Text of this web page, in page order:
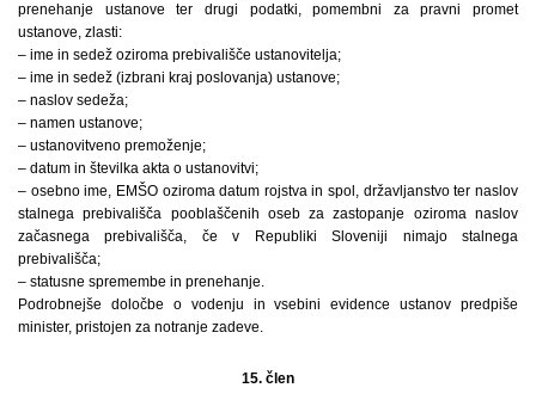
prenehanje ustanove ter drugi podatki, pomembni za pravni promet
ustanove, zlasti:
– ime in sedež oziroma prebivališče ustanovitelja;
– ime in sedež (izbrani kraj poslovanja) ustanove;
– naslov sedeža;
– namen ustanove;
– ustanovitveno premoženje;
– datum in številka akta o ustanovitvi;
– osebno ime, EMŠO oziroma datum rojstva in spol, državljanstvo ter naslov
stalnega prebivališča pooblaščenih oseb za zastopanje oziroma naslov
začasnega prebivališča, če v Republiki Sloveniji nimajo stalnega
prebivališča;
– statusne spremembe in prenehanje.
Podrobnejše določbe o vodenju in vsebini evidence ustanov predpiše
minister, pristojen za notranje zadeve.
15. člen